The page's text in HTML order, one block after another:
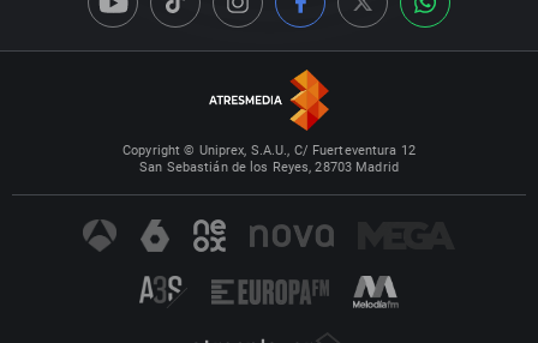
Copyright © Uniprex, S.A.U., C/ Fuerteventura 12
San Sebastián de los Reyes, 28703 Madrid